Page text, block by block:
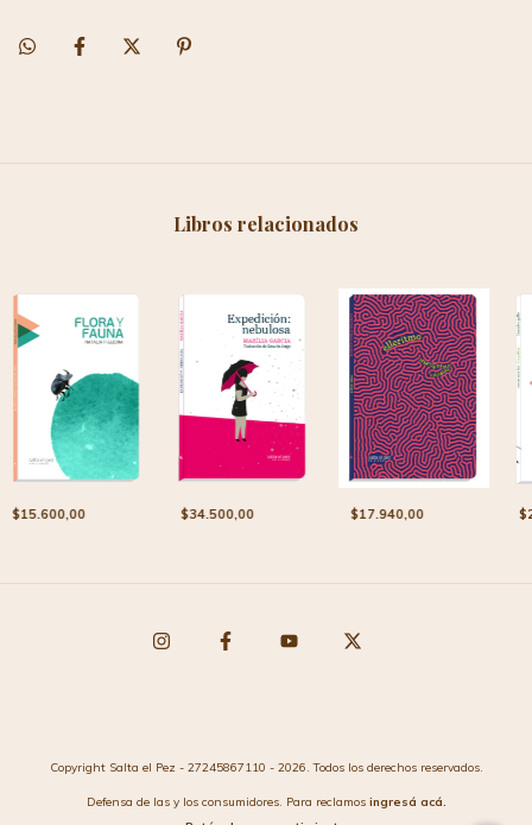
Libros relacionados
$15.600,00 $34.500,00 $17.940,00
Copyright Salta el Pez - 27245867110 - 2026. Todos los derechos reservados.
Defensa de las y los consumidores. Para reclamos ingresá acá.